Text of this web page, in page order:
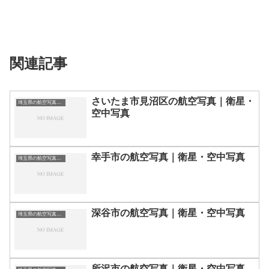
関連記事
埼玉県の航空写真・空中写真
さいたま市見沼区の航空写真｜衛星・
空中写真
埼玉県の航空写真・空中写真 幸手市の航空写真｜衛星・空中写真
埼玉県の航空写真・空中写真 深谷市の航空写真｜衛星・空中写真